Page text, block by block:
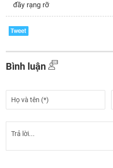
đầy rạng rỡ
Bình luận